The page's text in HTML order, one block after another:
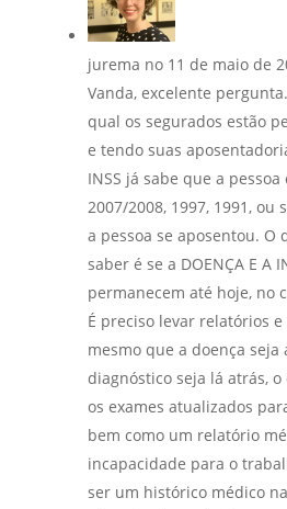
jurema no 11 de maio de
Vanda, excelente
qual os segurados estão
e tendo suas
INSS já sabe que a
2007/2008, 1997, 1991, ou
a pessoa se aposentou. O
saber é se a DOENÇA E A
permanecem até hoje, no
É preciso levar relatórios e
mesmo que a doença
diagnóstico seja lá atrás, o
os exames atualizados
bem como um relatório
incapacidade para o
ser um histórico médico